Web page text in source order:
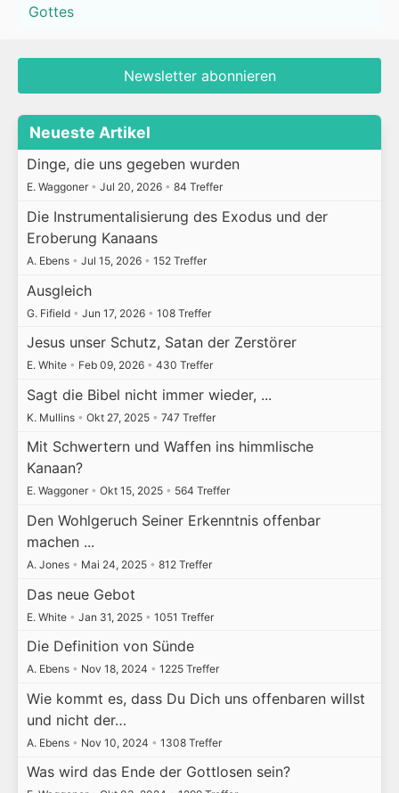
Gottes
Newsletter abonnieren
Neueste Artikel
Dinge, die uns gegeben wurden
E. Waggoner • Jul 20, 2026 • 84 Treffer
Die Instrumentalisierung des Exodus und der
Eroberung Kanaans
A. Ebens • Jul 15, 2026 • 152 Treffer
Ausgleich
G. Fifield • Jun 17, 2026 • 108 Treffer
Jesus unser Schutz, Satan der Zerstörer
E. White • Feb 09, 2026 • 430 Treffer
Sagt die Bibel nicht immer wieder, ...
K. Mullins • Okt 27, 2025 • 747 Treffer
Mit Schwertern und Waffen ins himmlische
Kanaan?
E. Waggoner • Okt 15, 2025 • 564 Treffer
Den Wohlgeruch Seiner Erkenntnis offenbar
machen ...
A. Jones • Mai 24, 2025 • 812 Treffer
Das neue Gebot
E. White • Jan 31, 2025 • 1051 Treffer
Die Definition von Sünde
A. Ebens • Nov 18, 2024 • 1225 Treffer
Wie kommt es, dass Du Dich uns offenbaren willst
und nicht der…
A. Ebens • Nov 10, 2024 • 1308 Treffer
Was wird das Ende der Gottlosen sein?